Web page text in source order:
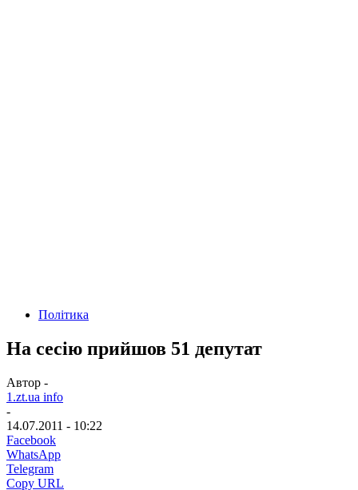
Політика
На сесію прийшов 51 депутат
Автор -
1.zt.ua info
-
14.07.2011 - 10:22
Facebook
WhatsApp
Telegram
Copy URL